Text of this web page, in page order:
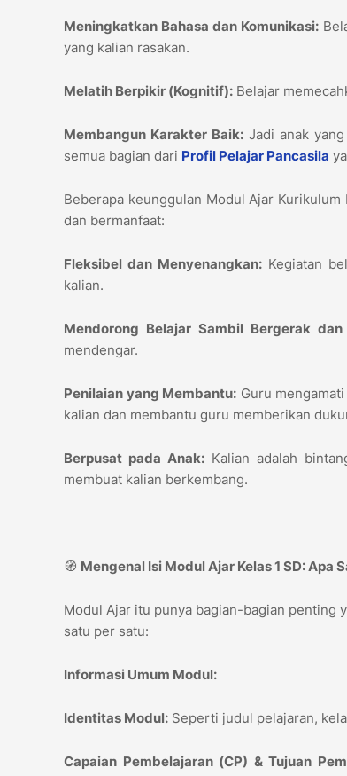
Meningkatkan Bahasa dan Komunikasi:
yang kalian rasakan.
Melatih Berpikir (Kognitif): Belajar
Membangun Karakter Baik: Jadi anak yang
semua bagian dari Profil Pelajar Pancasila
Beberapa keunggulan Modul Ajar
dan bermanfaat:
Fleksibel dan Menyenangkan:Kegiatan
kalian.
Mendorong Belajar Sambil Bergerak dan
mendengar.
Penilaian yang Membantu: Guru
kalian dan membantu guru memberikan
Berpusat pada Anak:Kalian adalah
membuat kalian berkembang.
🧭 Mengenal Isi Modul Ajar Kelas 1 SD: Apa
Modul Ajar itu punya bagian-bagian penting
satu per satu:
Informasi Umum Modul:
Identitas Modul: Seperti judul pelajaran,
Capaian Pembelajaran (CP) & Tujuan